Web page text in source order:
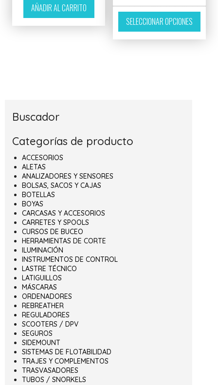
AÑADIR AL CARRITO
SELECCIONAR OPCIONES
Este
Buscador
Categorías de producto
ACCESORIOS
ALETAS
ANALIZADORES Y SENSORES
BOLSAS, SACOS Y CAJAS
BOTELLAS
BOYAS
CARCASAS Y ACCESORIOS
CARRETES Y SPOOLS
CURSOS DE BUCEO
HERRAMIENTAS DE CORTE
ILUMINACIÓN
INSTRUMENTOS DE CONTROL
LASTRE TÉCNICO
LATIGUILLOS
MÁSCARAS
ORDENADORES
REBREATHER
REGULADORES
SCOOTERS / DPV
SEGUROS
SIDEMOUNT
SISTEMAS DE FLOTABILIDAD
TRAJES Y COMPLEMENTOS
TRASVASADORES
TUBOS / SNORKELS